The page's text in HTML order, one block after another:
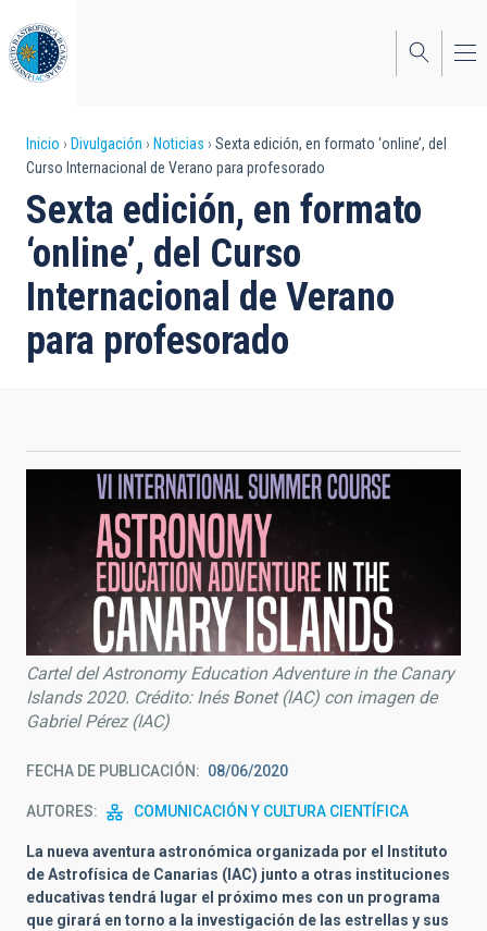
al
contenido
principal
Sobrescribir
enlaces
de
ayuda
a
la
Inicio Divulgación Noticias
Sexta edición, en formato ‘online’, del
Curso Internacional de Verano para profesorado
Sexta edición, en formato
‘online’, del Curso
Internacional de Verano
para profesorado
Cartel del Astronomy Education Adventure in the Canary
Islands 2020. Crédito: Inés Bonet (IAC) con imagen de
Gabriel Pérez (IAC)
FECHA DE PUBLICACIÓN 08/06/2020
AUTORES COMUNICACIÓN Y CULTURA CIENTÍFICA
La nueva aventura astronómica organizada por el Instituto
de Astrofísica de Canarias (IAC) junto a otras instituciones
educativas tendrá lugar el próximo mes con un programa
que girará en torno a la investigación de las estrellas y sus